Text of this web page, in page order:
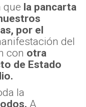
que la pancarta
por el
del
con otra
de Estado
la
A